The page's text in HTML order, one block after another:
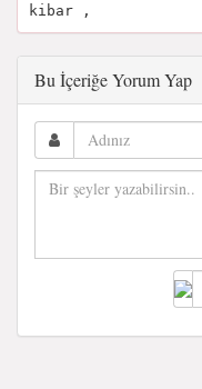
kibar ,
Bu İçeriğe Yorum Yap